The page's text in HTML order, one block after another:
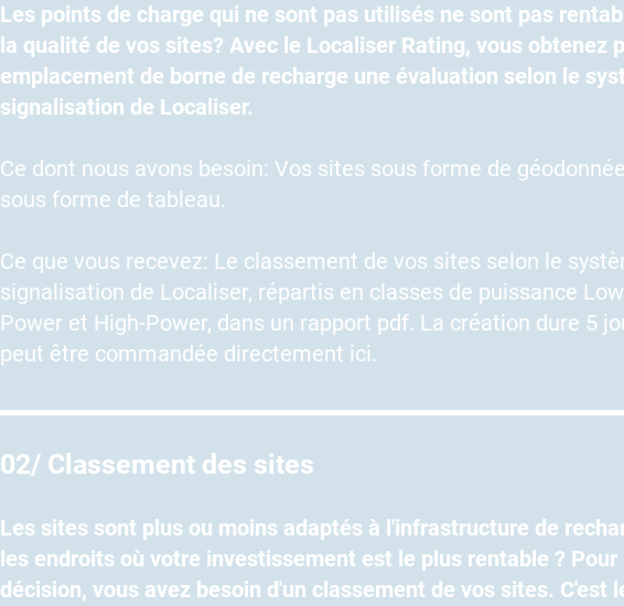
Les points de charge qui ne sont pas utilisés ne sont pas
la qualité de vos sites? Avec le Localiser Rating, vous obtenez
emplacement de borne de recharge une évaluation selon le
signalisation de Localiser.
Ce dont nous avons besoin: Vos sites sous forme de
sous forme de tableau.
Ce que vous recevez: Le classement de vos sites selon le
signalisation de Localiser, répartis en classes de puissance
Power et High-Power, dans un rapport pdf. La création dure 5
peut être commandée directement ici.
02/ Classement des sites
Les sites sont plus ou moins adaptés à l'infrastructure de
les endroits où votre investissement est le plus rentable ?
décision, vous avez besoin d'un classement de vos sites. C'est